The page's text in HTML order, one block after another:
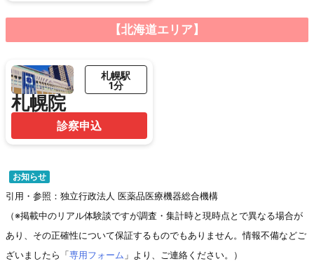
【北海道エリア】
札幌院
札幌駅
1分
診察申込
お知らせ
引用・参照：独立行政法人 医薬品医療機器総合機構
（※掲載中のリアル体験談ですが調査・集計時と現時点とで異なる場合が
あり、その正確性について保証するものでもありません。情報不備などご
ざいましたら「専用フォーム 」より、ご連絡ください。）